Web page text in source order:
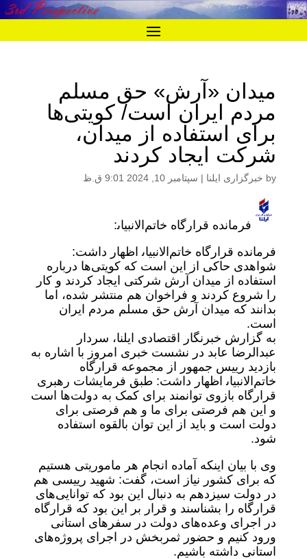
میدان «آرش» حق مسلم
مردم ایران است/ کویتی‌ها
برای استفاده از میدان،
شرکت ایجاد کردند
by خبرگزاری ایلنا | سپتامبر 10, 2024 9:01 ق.ظ
فرمانده قرارگاه خاتم‌الانبیاﯨ:
فرمانده قرارگاه خاتم‌الانبیاﯨ اظهار داشت:
شواهدی حاکی از این است که کویتی‌ها درباره
استفاده از میدان آرش شرکتی ایجاد کردند و کار
را شروع کردند و فراخوان هم منتشر شده، اما
بدانند که میدان آرش حق مسلم مردم ایران
است.
به گزارش خبرنگار اقتصادی ایلنا، سردار
عبدالرضا عابد در نشست خبری امروز با اشاره به
بازدید رییس جمهور از مجموعه قرارگاه
خاتم‌الانبیاﯨ اظهار داشت: طبق فرمایشات رهبری
قرارگاه بازوی توانمند برای کمک به دولت‌ها است
و این هم فرصتی برای ما و هم فرصتی برای
دولت است و باید از این توان بالقوه استفاده
شود.
وی با بیان اینکه آماده انجام هر ماموریتی هستیم
که برای کشور نیاز است، گفت: شهید رییسی هم
در دولت سیزدهم به دنبال این بود که توانایی‌های
قرارگاه را بشناسند و قرار بر این بود که قرارگاه
در اجرای وعده‌های دولت در سفرهای استانی
ورود کنیم و حضور ثمربخش در اجرای پروژه‌های
استانی داشته باشیم.